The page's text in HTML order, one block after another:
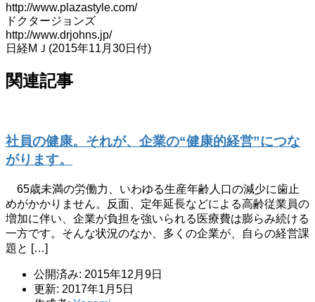
http://www.plazastyle.com/
ドクタージョンズ
http://www.drjohns.jp/
日経МＪ(2015年11月30日付)
関連記事
社員の健康。それが、企業の“健康的経営”につな
がります。
65歳未満の労働力、いわゆる生産年齢人口の減少に歯止
めがかかりません。反面、定年延長などによる高齢従業員の
増加に伴い、企業が負担を強いられる医療費は膨らみ続ける
一方です。そんな状況のなか、多くの企業が、自らの経営課
題と […]
公開済み: 2015年12月9日
更新: 2017年1月5日